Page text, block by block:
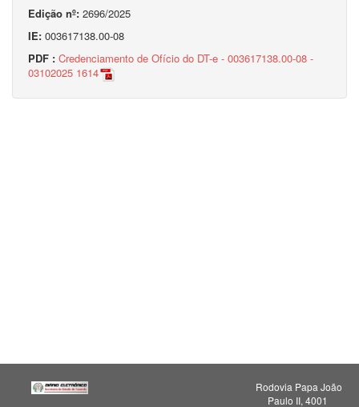
Edição nº: 2696/2025
IE: 003617138.00-08
PDF : Credenciamento de Ofício do DT-e - 003617138.00-08 -
03102025 1614
Rodovia Papa João
Paulo II, 4001